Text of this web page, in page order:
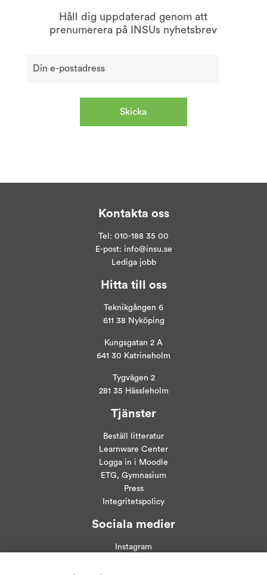
Håll dig uppdaterad genom att
prenumerera på INSUs nyhetsbrev
Kontakta oss
Tel: 010-188 35 00
E-post: info@insu.se
Lediga jobb
Hitta till oss
Teknikgången 6
611 38 Nyköping
Kungsgatan 2 A
641 30 Katrineholm
Tygvägen 2
281 35 Hässleholm
Tjänster
Beställ litteratur
Learnware Center
Logga in i Moodle
ETG, Gymnasium
Press
Integritetspolicy
Sociala medier
Instagram